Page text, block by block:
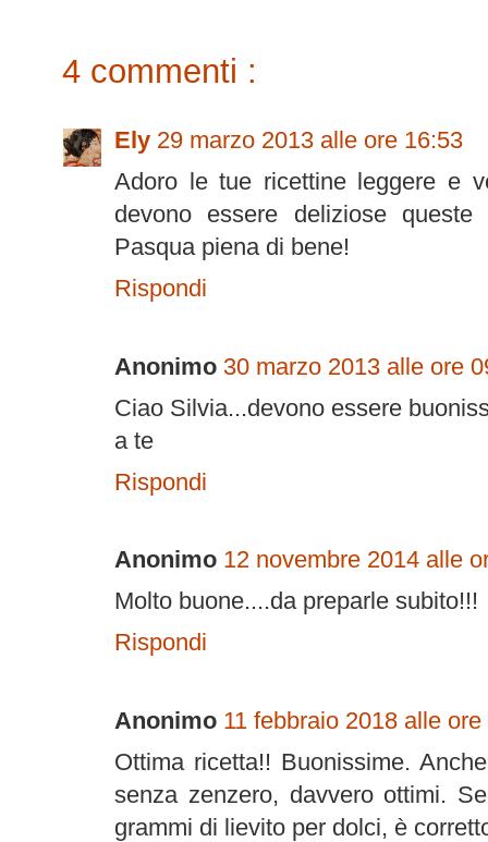
4 commenti :
Ely 29 marzo 2013 alle ore 16:53
Adoro le tue ricettine leggere e
devono essere deliziose
Pasqua piena di bene!
Rispondi
Anonimo 30 marzo 2013 alle ore
Ciao Silvia...devono essere
a te
Rispondi
Anonimo 12 novembre 2014 alle
Molto buone....da preparle subito!!!
Rispondi
Anonimo 11 febbraio 2018 alle
Ottima ricetta!! Buonissime.
senza zenzero, davvero ottimi.
grammi di lievito per dolci, è